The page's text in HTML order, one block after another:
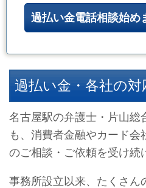
過払い金電話相談始め
過払い金・各社の対
名古屋駅の弁護士・片山総
も、消費者金融やカード
のご相談・ご依頼を受け続
事務所設立以来、たくさん